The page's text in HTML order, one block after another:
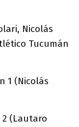
Nicolás
Tucumán
1 (Nicolás
2 (Lautaro